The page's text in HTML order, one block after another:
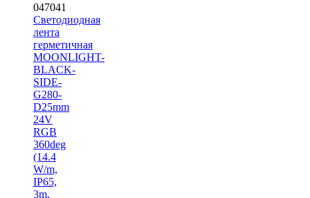
047041
Светодиодная
лента
герметичная
MOONLIGHT-
BLACK-
SIDE-
G280-
D25mm
24V
RGB
360deg
(14.4
W/m,
IP65,
3m,